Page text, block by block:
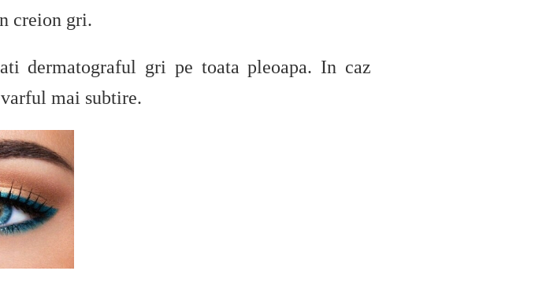
creion gri.
dermatograful gri pe toata pleoapa. In caz
mai subtire.